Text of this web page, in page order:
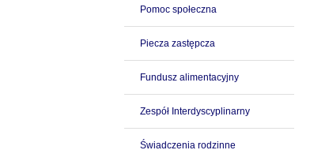
Pomoc społeczna
Piecza zastępcza
Fundusz alimentacyjny
Zespół Interdyscyplinarny
Świadczenia rodzinne